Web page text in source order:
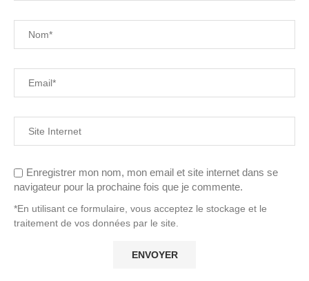
Enregistrer mon nom, mon email et site internet dans se
navigateur pour la prochaine fois que je commente.
*En utilisant ce formulaire, vous acceptez le stockage et le
traitement de vos données par le site.